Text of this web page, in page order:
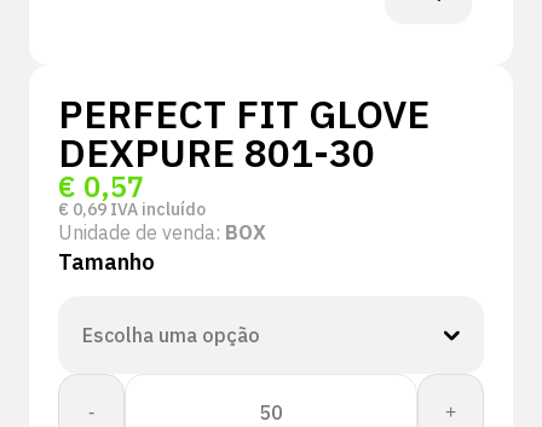
PERFECT FIT GLOVE
DEXPURE 801-30
€ 0,57
€ 0,69 IVA incluído
Unidade de venda: BOX
Tamanho
-
Quantidade
+